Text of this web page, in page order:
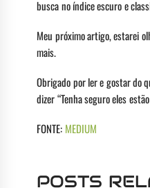
busca no índice escuro e
Meu próximo artigo, estarei
mais.
Obrigado por ler e gostar do
dizer “Tenha seguro eles
FONTE: MEDIUM
POSTS